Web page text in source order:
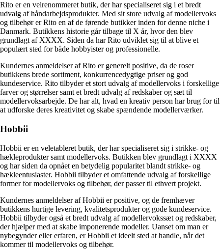
Rito er en velrenommeret butik, der har specialiseret sig i et bredt
udvalg af håndarbejdsprodukter. Med sit store udvalg af modellervoks
og tilbehør er Rito en af de førende butikker inden for denne niche i
Danmark. Butikkens historie går tilbage til X år, hvor den blev
grundlagt af XXXX. Siden da har Rito udviklet sig til at blive et
populært sted for både hobbyister og professionelle.
Kundernes anmeldelser af Rito er generelt positive, da de roser
butikkens brede sortiment, konkurrencedygtige priser og god
kundeservice. Rito tilbyder et stort udvalg af modellervoks i forskellige
farver og størrelser samt et bredt udvalg af redskaber og sæt til
modellervoksarbejde. De har alt, hvad en kreativ person har brug for til
at udforske deres kreativitet og skabe spændende modellerværker.
Hobbii
Hobbii er en veletableret butik, der har specialiseret sig i strikke- og
hækleprodukter samt modellervoks. Butikken blev grundlagt i XXXX
og har siden da opnået en betydelig popularitet blandt strikke- og
hækleentusiaster. Hobbii tilbyder et omfattende udvalg af forskellige
former for modellervoks og tilbehør, der passer til ethvert projekt.
Kundernes anmeldelser af Hobbii er positive, og de fremhæver
butikkens hurtige levering, kvalitetsprodukter og gode kundeservice.
Hobbii tilbyder også et bredt udvalg af modellervokssæt og redskaber,
der hjælper med at skabe imponerende modeller. Uanset om man er
nybegynder eller erfaren, er Hobbii et ideelt sted at handle, når det
kommer til modellervoks og tilbehør.